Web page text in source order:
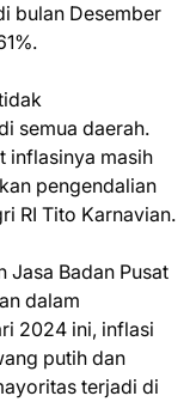
bulan Desember
semua daerah.
inflasinya masih
pengendalian
RI Tito Karnavian.
Jasa Badan Pusat
dalam
2024 ini, inflasi
putih dan
terjadi di